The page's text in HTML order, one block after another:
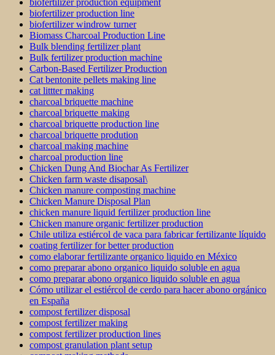
biofertilizer production equipment
biofertilizer production line
biofertilizer windrow turner
Biomass Charcoal Production Line
Bulk blending fertilizer plant
Bulk fertilizer production machine
Carbon-Based Fertilizer Production
Cat bentonite pellets making line
cat littter making
charcoal briquette machine
charcoal briquette making
charcoal briquette production line
charcoal briquette prodution
charcoal making machine
charcoal production line
Chicken Dung And Biochar As Fertilizer
Chicken farm waste disaposal\
Chicken manure composting machine
Chicken Manure Disposal Plan
chicken manure liquid fertilizer production line
Chicken manure organic fertilizer production
Chile utiliza estiércol de vaca para fabricar fertilizante líquido
coating fertilizer for better production
como elaborar fertilizante organico liquido en México
como preparar abono organico liquido soluble en agua
como preparar abono organico liquido soluble en agua
Cómo utilizar el estiércol de cerdo para hacer abono orgánico
en España
compost fertilizer disposal
compost fertilizer making
compost fertilizer production lines
compost granulation plant setup